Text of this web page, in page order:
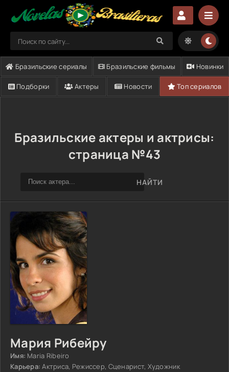
Бразильские сериалы Бразильские фильмы Новинки
Подборки Актеры Новости Топ сериалов
Бразильские актеры и актрисы:
страница №43
НАЙТИ
Мария Рибейру
Имя: Maria Ribeiro
Карьера: Актриса, Режиссер, Сценарист, Художник